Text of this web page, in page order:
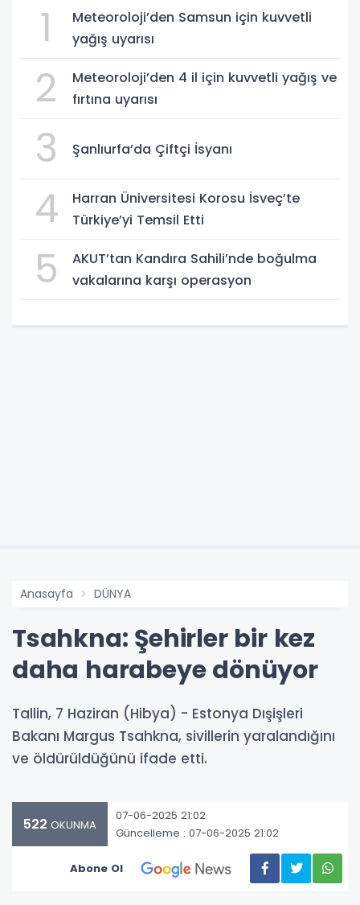
1
Meteoroloji’den Samsun için kuvvetli
yağış uyarısı
2
Meteoroloji’den 4 il için kuvvetli yağış ve
fırtına uyarısı
3 Şanlıurfa’da Çiftçi İsyanı
4
Harran Üniversitesi Korosu İsveç’te
Türkiye’yi Temsil Etti
5
AKUT’tan Kandıra Sahili’nde boğulma
vakalarına karşı operasyon
Anasayfa DÜNYA
Tsahkna: Şehirler bir kez
daha harabeye dönüyor
Tallin, 7 Haziran (Hibya) - Estonya Dışişleri
Bakanı Margus Tsahkna, sivillerin yaralandığını
ve öldürüldüğünü ifade etti.
522 OKUNMA
07-06-2025 21:02
Güncelleme : 07-06-2025 21:02
Abone Ol